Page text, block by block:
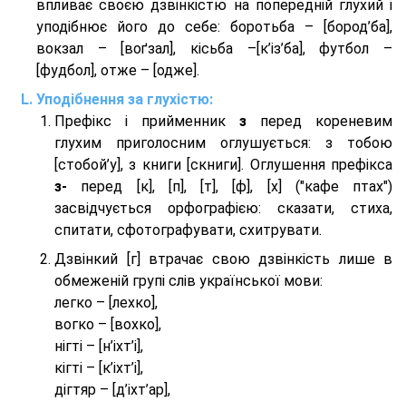
впливає своєю дзвінкістю на попередній глухий і
уподібнює його до себе: боротьба – [бород’ба],
вокзал – [воґзал], кісьба –[к’із’ба], футбол –
[фудбол], отже – [одже].
Уподібнення за глухістю:
Префікс і прийменник з перед кореневим
глухим приголосним оглушується: з тобою
[стобой’у], з книги [скниги]. Оглушення префікса
з- перед [к], [п], [т], [ф], [х] ("кафе птах")
засвідчується орфографією: сказати, стиха,
спитати, сфотографувати, схитрувати.
Дзвінкий [г] втрачає свою дзвінкість лише в
обмеженій групі слів української мови:
легко – [лехко],
вогко – [вохко],
нігті – [н’іхт’і],
кігті – [к’іхт’і],
дігтяр – [д’іхт’ар],